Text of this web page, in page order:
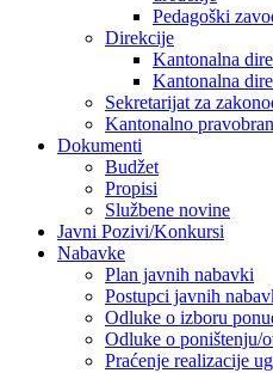
Pedagoški
Direkcije
Kantonalna
Kantonalna
Sekretarijat za
Kantonalno
Dokumenti
Budžet
Propisi
Službene novine
Javni Pozivi/Konkursi
Nabavke
Plan javnih nabavki
Postupci javnih
Odluke o izboru
Odluke o poništenju/
Praćenje realizacije